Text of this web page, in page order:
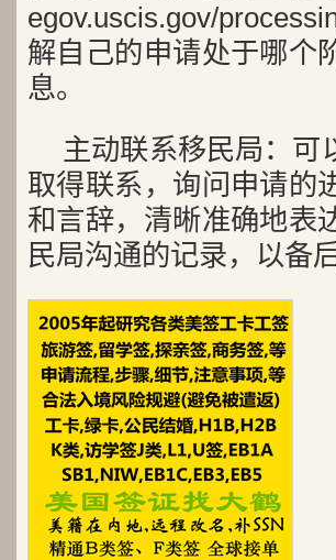
egov.uscis.gov/
解自己的申请处于哪个
息。
主动联系移民局：可
取得联系，询问申请的
和言辞，清晰准确地表
民局沟通的记录，以备